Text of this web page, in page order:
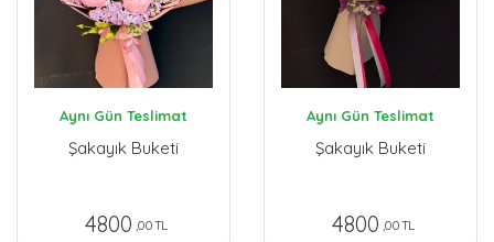
Aynı Gün Teslimat
Şakayık Buketi
4800 ,00 TL
Aynı Gün Teslimat
Şakayık Buketi
4800 ,00 TL